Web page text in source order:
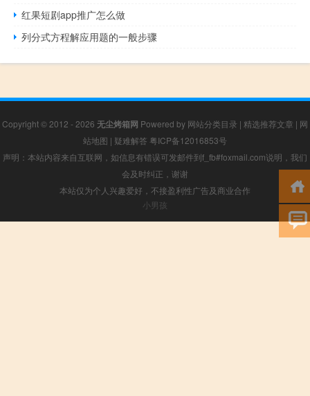
红果短剧app推广怎么做
列分式方程解应用题的一般步骤
Copyright © 2012 - 2026 无尘烤箱网 Powered by 网站分类目录 | 精选推荐文章 | 网
站地图 | 疑难解答 粤ICP备12016853号
声明：本站内容来自互联网，如信息有错误可发邮件到f_fb#foxmail.com说明，我们
会及时纠正，谢谢
本站仅为个人兴趣爱好，不接盈利性广告及商业合作
小男孩